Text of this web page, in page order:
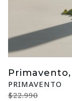
PRIMAVENTO
$22.990